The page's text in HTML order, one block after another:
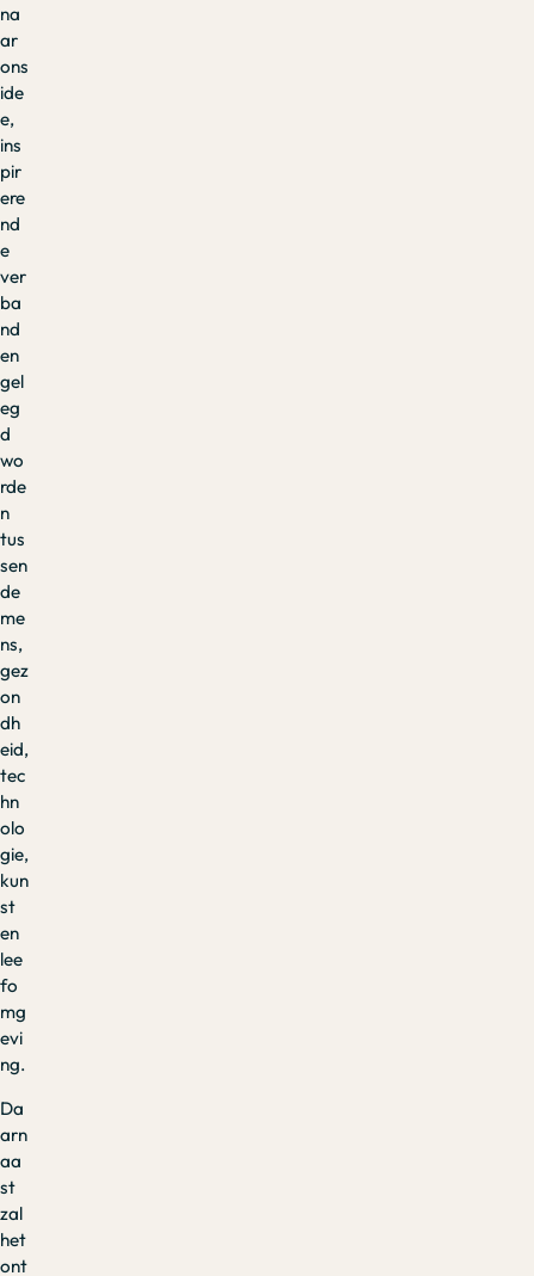
na
ar
ons
ide
e,
ins
pir
ere
nd
e
ver
ba
nd
en
gel
eg
d
wo
rde
n
tus
sen
de
me
ns,
gez
on
dh
eid,
tec
hn
olo
gie,
kun
st
en
lee
fo
mg
evi
ng.
Da
arn
aa
st
zal
het
ont